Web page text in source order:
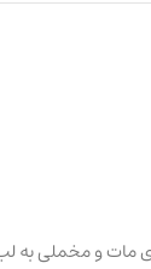
12 ساعت بدون خشک شدن، ترک خوردن